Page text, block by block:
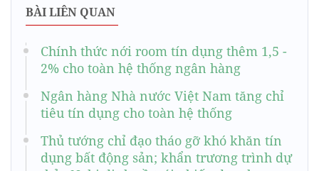
BÀI LIÊN QUAN
Chính thức nới room tín dụng thêm 1,5 -
2% cho toàn hệ thống ngân hàng
Ngân hàng Nhà nước Việt Nam tăng chỉ
tiêu tín dụng cho toàn hệ thống
Thủ tướng chỉ đạo tháo gỡ khó khăn tín
dụng bất động sản; khẩn trương trình dự